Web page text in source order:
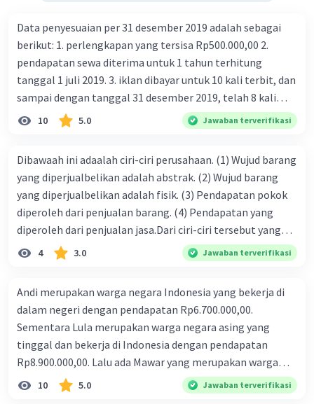
Data penyesuaian per 31 desember 2019 adalah sebagai
berikut: 1. perlengkapan yang tersisa Rp500.000,00 2.
pendapatan sewa diterima untuk 1 tahun terhitung
tanggal 1 juli 2019. 3. iklan dibayar untuk 10 kali terbit, dan
sampai dengan tanggal 31 desember 2019, telah 8 kali
terbit. 4. gaji terutang untuk periode berjalan sebesar
Rp800.000,00 dari data di atas, pencatatan jurnal pembalik
10 5.0 Jawaban terverifikasi
Dibawaah ini adaalah ciri-ciri perusahaan. (1) Wujud barang
yang diperjualbelikan adalah abstrak. (2) Wujud barang
yang diperjualbelikan adalah fisik. (3) Pendapatan pokok
diperoleh dari penjualan barang. (4) Pendapatan yang
diperoleh dari penjualan jasa.Dari ciri-ciri tersebut yang
merupakan ciri dari perusahaan dagang ditunjukan pada
nomor…. a. 1 dan 3 b. 3 dan 4 c. 2 dan 3 d. 1 dan 2 e. 2 dan 4
4 3.0 Jawaban terverifikasi
Andi merupakan warga negara Indonesia yang bekerja di
dalam negeri dengan pendapatan Rp6.700.000,00.
Sementara Lula merupakan warga negara asing yang
tinggal dan bekerja di Indonesia dengan pendapatan
Rp8.900.000,00. Lalu ada Mawar yang merupakan warga
negara Indonesia yang tinggal dan bekerja di luar negeri
dengan pendapatan Rp11.000.000,00. Hitunglah PNB
10 5.0 Jawaban terverifikasi